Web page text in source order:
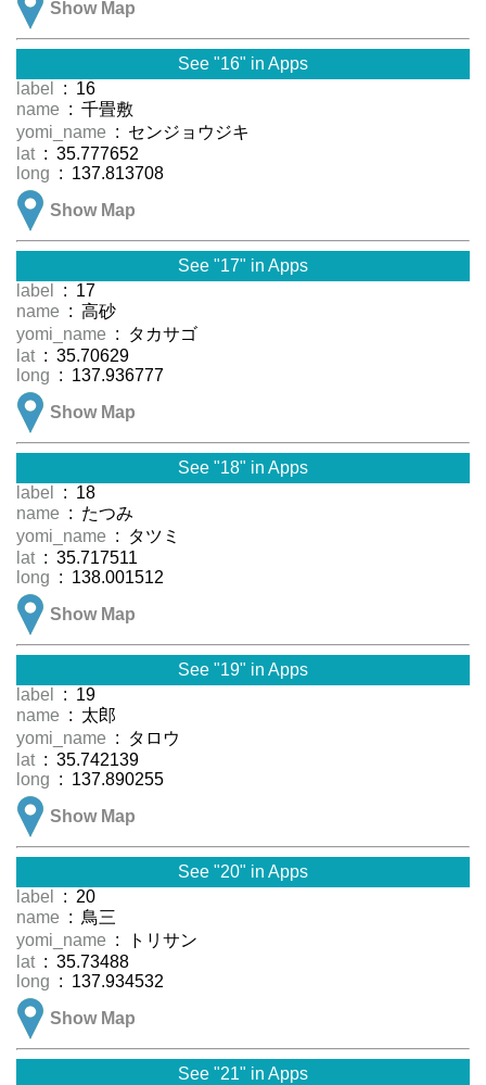
Show Map
See "16" in Apps
label
: 16
name : 千畳敷
yomi_name : センジョウジキ
lat : 35.777652
long : 137.813708
Show Map
See "17" in Apps
label
: 17
name : 高砂
yomi_name : タカサゴ
lat : 35.70629
long : 137.936777
Show Map
See "18" in Apps
label
: 18
name : たつみ
yomi_name : タツミ
lat : 35.717511
long : 138.001512
Show Map
See "19" in Apps
label
: 19
name : 太郎
yomi_name : タロウ
lat : 35.742139
long : 137.890255
Show Map
See "20" in Apps
label
: 20
name : 鳥三
yomi_name : トリサン
lat : 35.73488
long : 137.934532
Show Map
See "21" in Apps